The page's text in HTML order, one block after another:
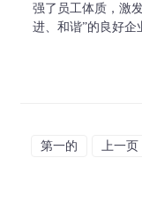
强了员工体质，激
进、和谐”的良好企
第一的 上一页